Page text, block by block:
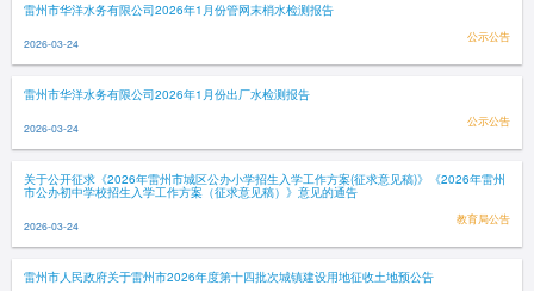
雷州市华洋水务有限公司2026年1月份管网末梢水检测报告
2026-03-24 公示公告
雷州市华洋水务有限公司2026年1月份出厂水检测报告
2026-03-24 公示公告
关于公开征求《2026年雷州市城区公办小学招生入学工作方案(征求意见稿)》《2026年雷州
市公办初中学校招生入学工作方案（征求意见稿）》意见的通告
2026-03-24 教育局公告
雷州市人民政府关于雷州市2026年度第十四批次城镇建设用地征收土地预公告